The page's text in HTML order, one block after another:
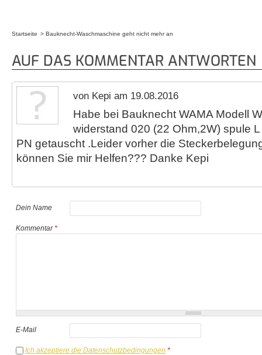
Startseite Bauknecht-Waschmaschine geht nicht mehr an
AUF DAS KOMMENTAR ANTWORTEN
von Kepi am 19.08.2016
Habe bei Bauknecht WAMA Modell
widerstand 020 (22 Ohm,2W) spule
PN getauscht .Leider vorher die
können Sie mir Helfen??? Danke Kepi
Dein Name
Kommentar*
E-Mail
Ich akzeptiere die Datenschutzbedingungen *